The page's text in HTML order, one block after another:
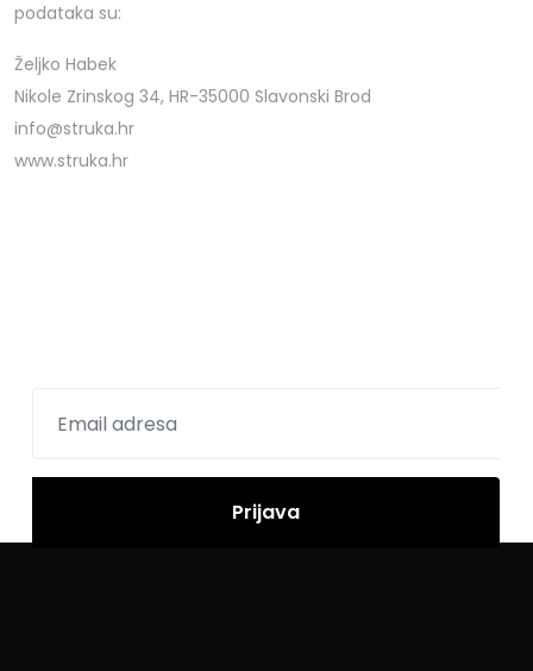
podataka su:
Željko Habek
Nikole Zrinskog 34, HR-35000 Slavonski Brod
info@struka.hr
www.struka.hr